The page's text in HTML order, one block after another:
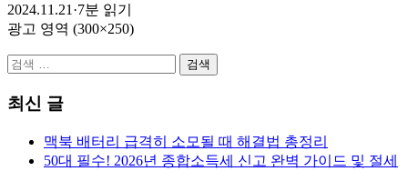
2024.11.21 ·7분 읽기
광고 영역 (300×250)
검
최신 글
맥북 배터리 급격히 소모될 때 해결법 총정리
50대 필수! 2026년 종합소득세 신고 완벽 가이드 및 절세